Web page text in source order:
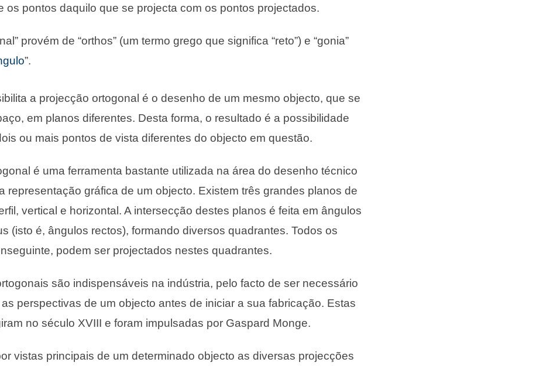
os pontos daquilo que se projecta com os pontos projectados.
provém de “orthos” (um termo grego que significa “reto”) e “gonia”
”.
a projecção ortogonal é o desenho de um mesmo objecto, que se
em planos diferentes. Desta forma, o resultado é a possibilidade
ou mais pontos de vista diferentes do objecto em questão.
é uma ferramenta bastante utilizada na área do desenho técnico
representação gráfica de um objecto. Existem três grandes planos de
vertical e horizontal. A intersecção destes planos é feita em ângulos
(isto é, ângulos rectos), formando diversos quadrantes. Todos os
podem ser projectados nestes quadrantes.
são indispensáveis na indústria, pelo facto de ser necessário
perspectivas de um objecto antes de iniciar a sua fabricação. Estas
no século XVIII e foram impulsadas por Gaspard Monge.
vistas principais de um determinado objecto as diversas projecções